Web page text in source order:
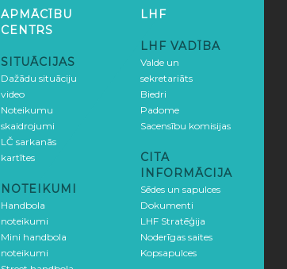
APMĀCĪBU
CENTRS
SITUĀCIJAS
Dažādu situāciju
video
Noteikumu
skaidrojumi
LČ sarkanās
kartītes
NOTEIKUMI
Handbola
noteikumi
Mini handbola
noteikumi
LHF
LHF VADĪBA
Valde un
sekretariāts
Biedri
Padome
Sacensību komisijas
CITA
INFORMĀCIJA
Sēdes un sapulces
Dokumenti
LHF Stratēģija
Noderīgas saites
Kopsapulces